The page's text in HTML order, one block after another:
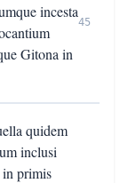
incesta
Gitona in
45
quidem
inclusi
in primis